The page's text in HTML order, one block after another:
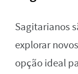
Sagitarianos
explorar
opção ideal